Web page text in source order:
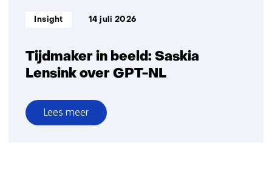
Tijdmaker in beeld: Saskia
Lensink over GPT-NL
Informatietype:
Insight 14 juli 2026
Lees meer
over